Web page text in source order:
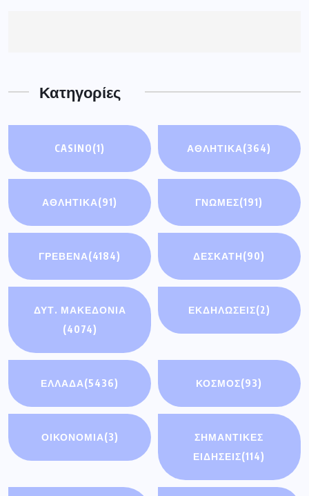
Κατηγορίες
CASINO(1) ΑΘΛΗΤΙΚΑ(364)
ΑΘΛΗΤΙΚΆ(91) ΓΝΩΜΕΣ(191)
ΓΡΕΒΕΝΑ(4184) ΔΕΣΚΑΤΗ(90)
ΔΥΤ. ΜΑΚΕΔΟΝΙΑ
(4074)
ΕΚΔΗΛΩΣΕΙΣ(2)
ΕΛΛΑΔΑ(5436) ΚΟΣΜΟΣ(93)
ΟΙΚΟΝΟΜΊΑ(3)
ΣΗΜΑΝΤΙΚΈΣ
ΕΙΔΉΣΕΙΣ(114)